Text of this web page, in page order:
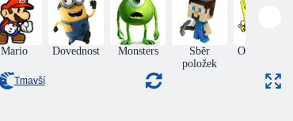
Lovec a ďábel Temný chlapec
Mario Dovednost Monsters
Sběr
položek
Online hry
Tmavší